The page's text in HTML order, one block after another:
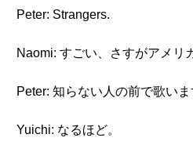
Peter: Strangers.
Naomi: すごい、さすがアメリ
Peter: 知らない人の前で歌いま
Yuichi: なるほど。